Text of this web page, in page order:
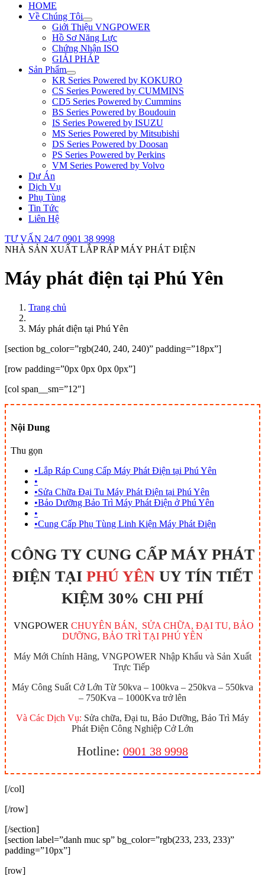
HOME
Về Chúng Tôi
Giới Thiệu VNGPOWER
Hồ Sơ Năng Lực
Chứng Nhận ISO
GIẢI PHÁP
Sản Phẩm
KR Series Powered by KOKURO
CS Series Powered by CUMMINS
CD5 Series Powered by Cummins
BS Series Powered by Boudouin
IS Series Powered by ISUZU
MS Series Powered by Mitsubishi
DS Series Powered by Doosan
PS Series Powered by Perkins
VM Series Powered by Volvo
Dự Án
Dịch Vụ
Phụ Tùng
Tin Tức
Liên Hệ
TƯ VẤN 24/7 0901 38 9998
NHÀ SẢN XUẤT LẮP RÁP MÁY PHÁT ĐIỆN
Máy phát điện tại Phú Yên
Trang chủ
Máy phát điện tại Phú Yên
[section bg_color=”rgb(240, 240, 240)” padding=”18px”]
[row padding=”0px 0px 0px 0px”]
[col span__sm=”12″]
Nội Dung
Thu gọn
•Lắp Ráp Cung Cấp Máy Phát Điện tại Phú Yên
•
•Sửa Chữa Đại Tu Máy Phát Điện tại Phú Yên
•Bảo Dưỡng Bảo Trì Máy Phát Điện ở Phú Yên
•
•Cung Cấp Phụ Tùng Linh Kiện Máy Phát Điện
CÔNG TY CUNG CẤP MÁY PHÁT
ĐIỆN TẠI PHÚ YÊN UY TÍN TIẾT
KIỆM 30% CHI PHÍ
VNGPOWER CHUYÊN BÁN, SỬA CHỮA, ĐẠI TU, BẢO
DƯỠNG, BẢO TRÌ TẠI PHÚ YÊN
Máy Mới Chính Hãng, VNGPOWER Nhập Khẩu và Sản Xuất
Trực Tiếp
Máy Công Suất Cở Lớn Từ 50kva – 100kva – 250kva – 550kva
– 750Kva – 1000Kva trở lên
Và Các Dịch Vụ: Sửa chữa, Đại tu, Bảo Dưỡng, Bảo Trì Máy
Phát Điện Công Nghiệp Cở Lớn
Hotline: 0901 38 9998
[/col]
[/row]
[/section]
[section label=”danh muc sp” bg_color=”rgb(233, 233, 233)”
padding=”10px”]
[row]